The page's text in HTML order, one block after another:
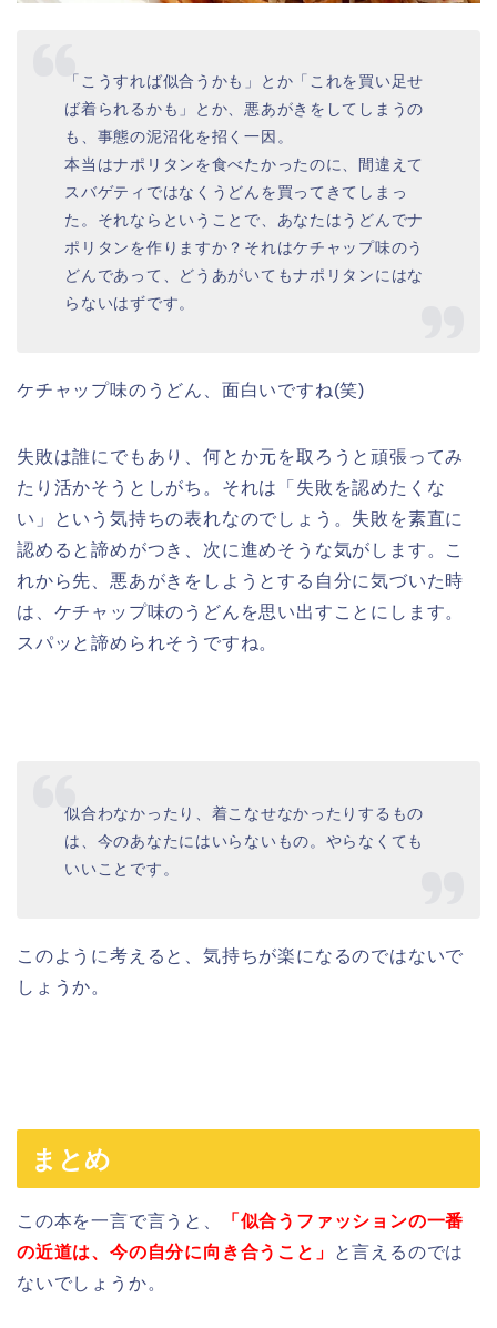
「こうすれば似合うかも」とか「これを買い足せ
ば着られるかも」とか、悪あがきをしてしまうの
も、事態の泥沼化を招く一因。
本当はナポリタンを食べたかったのに、間違えて
スバゲティではなくうどんを買ってきてしまっ
た。それならということで、あなたはうどんでナ
ポリタンを作りますか？それはケチャップ味のう
どんであって、どうあがいてもナポリタンにはな
らないはずです。
ケチャップ味のうどん、面白いですね(笑)
失敗は誰にでもあり、何とか元を取ろうと頑張ってみ
たり活かそうとしがち。それは「失敗を認めたくな
い」という気持ちの表れなのでしょう。失敗を素直に
認めると諦めがつき、次に進めそうな気がします。こ
れから先、悪あがきをしようとする自分に気づいた時
は、ケチャップ味のうどんを思い出すことにします。
スパッと諦められそうですね。
似合わなかったり、着こなせなかったりするもの
は、今のあなたにはいらないもの。やらなくても
いいことです。
このように考えると、気持ちが楽になるのではないで
しょうか。
まとめ
この本を一言で言うと、
「似合うファッションの一番
の近道は、今の自分に向き合うこと」
と言えるのでは
ないでしょうか。